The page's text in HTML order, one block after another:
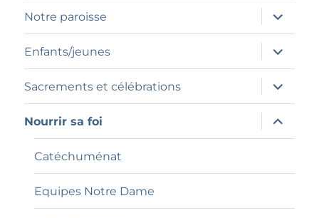
Notre paroisse
ouvrir
le
sous-
menu
Enfants/jeunes
ouvrir
le
sous-
menu
Sacrements et célébrations
ouvrir
le
sous-
menu
Nourrir sa foi
ouvrir
le
sous-
Catéchuménat
Equipes Notre Dame